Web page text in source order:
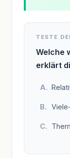
TESTE
Welche
erklärt